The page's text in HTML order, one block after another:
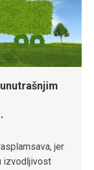
jer
izvodljivost